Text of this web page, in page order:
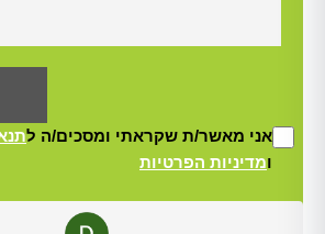
אני מאשר/ת שקראתי ומסכים/ה ל
ומדיניות הפרטיות